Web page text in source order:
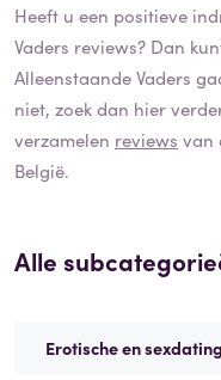
Heeft u een positieve
Vaders reviews? Dan
Alleenstaande Vaders
niet, zoek dan hier
verzamelen reviews van
België.
Alle
Erotische en sexdating